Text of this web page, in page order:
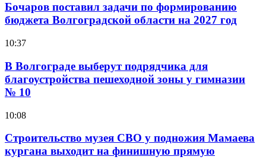
Бочаров поставил задачи по формированию
бюджета Волгоградской области на 2027 год
10:37
В Волгограде выберут подрядчика для
благоустройства пешеходной зоны у гимназии
№ 10
10:08
Строительство музея СВО у подножия Мамаева
кургана выходит на финишную прямую